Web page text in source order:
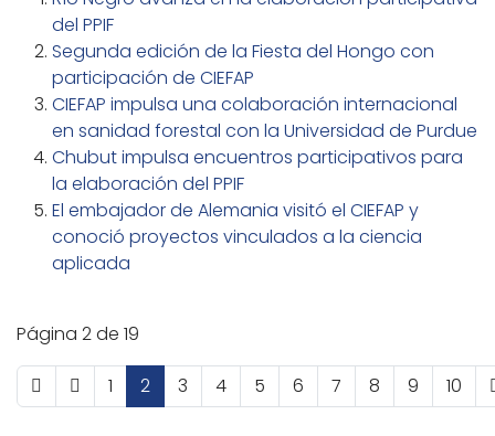
del PPIF
Segunda edición de la Fiesta del Hongo con
participación de CIEFAP
CIEFAP impulsa una colaboración internacional
en sanidad forestal con la Universidad de Purdue
Chubut impulsa encuentros participativos para
la elaboración del PPIF
El embajador de Alemania visitó el CIEFAP y
conoció proyectos vinculados a la ciencia
aplicada
Página 2 de 19
1 2 3 4 5 6 7 8 9 10